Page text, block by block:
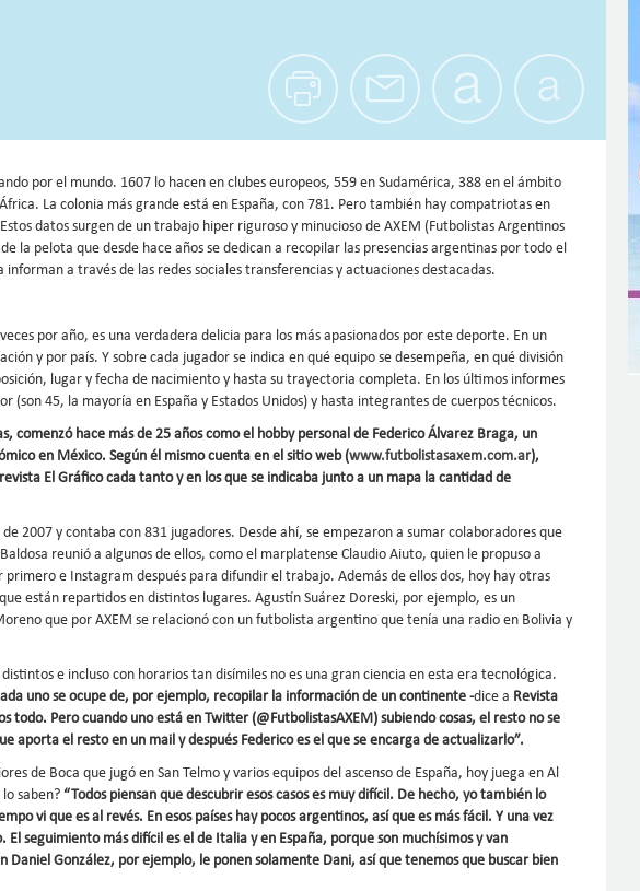
por el mundo. 1607 lo hacen en clubes europeos, 559 en Sudamérica, 388 en el ámbito
La colonia más grande está en España, con 781. Pero también hay compatriotas en
datos surgen de un trabajo hiper riguroso y minucioso de AXEM (Futbolistas Argentinos
la pelota que desde hace años se dedican a recopilar las presencias argentinas por todo el
a través de las redes sociales transferencias y actuaciones destacadas.
por año, es una verdadera delicia para los más apasionados por este deporte. En un
y por país. Y sobre cada jugador se indica en qué equipo se desempeña, en qué división
lugar y fecha de nacimiento y hasta su trayectoria completa. En los últimos informes
(son 45, la mayoría en España y Estados Unidos) y hasta integrantes de cuerpos técnicos.
comenzó hace más de 25 años como el hobby personal de Federico Álvarez Braga, un
en México. Según él mismo cuenta en el sitio web (www.futbolistasaxem.com.ar),
El Gráfico cada tanto y en los que se indicaba junto a un mapa la cantidad de
2007 y contaba con 831 jugadores. Desde ahí, se empezaron a sumar colaboradores que
reunió a algunos de ellos, como el marplatense Claudio Aiuto, quien le propuso a
e Instagram después para difundir el trabajo. Además de ellos dos, hoy hay otras
están repartidos en distintos lugares. Agustín Suárez Doreski, por ejemplo, es un
que por AXEM se relacionó con un futbolista argentino que tenía una radio en Bolivia y
e incluso con horarios tan disímiles no es una gran ciencia en esta era tecnológica.
uno se ocupe de, por ejemplo, recopilar la información de un continente -dice a Revista
todo. Pero cuando uno está en Twitter (@FutbolistasAXEM) subiendo cosas, el resto no se
aporta el resto en un mail y después Federico es el que se encarga de actualizarlo”.
de Boca que jugó en San Telmo y varios equipos del ascenso de España, hoy juega en Al
saben? “Todos piensan que descubrir esos casos es muy difícil. De hecho, yo también lo
vi que es al revés. En esos países hay pocos argentinos, así que es más fácil. Y una vez
seguimiento más difícil es el de Italia y en España, porque son muchísimos y van
Daniel González, por ejemplo, le ponen solamente Dani, así que tenemos que buscar bien